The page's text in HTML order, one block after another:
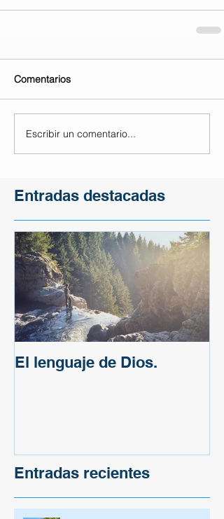
Comentarios
Escribir un comentario...
Entradas destacadas
El lenguaje de Dios.
Entradas recientes